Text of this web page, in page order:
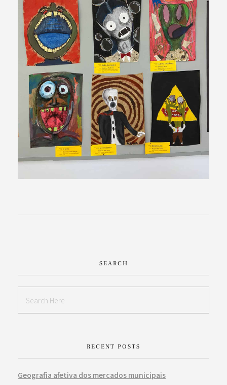
SEARCH
RECENT POSTS
Geografia afetiva dos mercados municipais